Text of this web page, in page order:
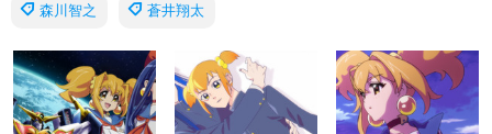
森川智之 蒼井翔太